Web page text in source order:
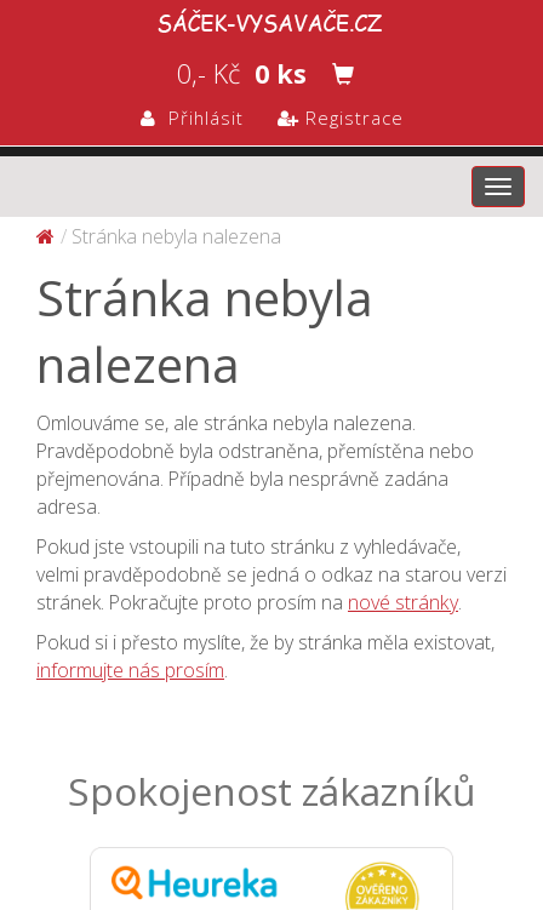
0,- Kč 0 ks
Přihlásit Registrace
Stránka nebyla nalezena
Stránka nebyla
nalezena
Omlouváme se, ale stránka nebyla nalezena.
Pravděpodobně byla odstraněna, přemístěna nebo
přejmenována. Případně byla nesprávně zadána
adresa.
Pokud jste vstoupili na tuto stránku z vyhledávače,
velmi pravděpodobně se jedná o odkaz na starou verzi
stránek. Pokračujte proto prosím na nové stránky.
Pokud si i přesto myslíte, že by stránka měla existovat,
informujte nás prosím.
Spokojenost zákazníků